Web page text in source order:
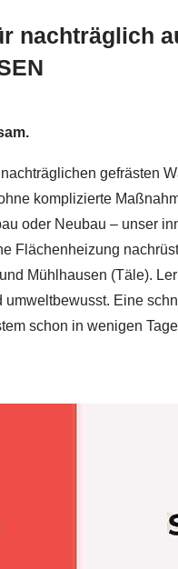
nachträglich
gefrästen
komplizierte
oder Neubau – unser
Flächenheizung
Mühlhausen (Täle).
umweltbewusst. Eine
schon in wenigen